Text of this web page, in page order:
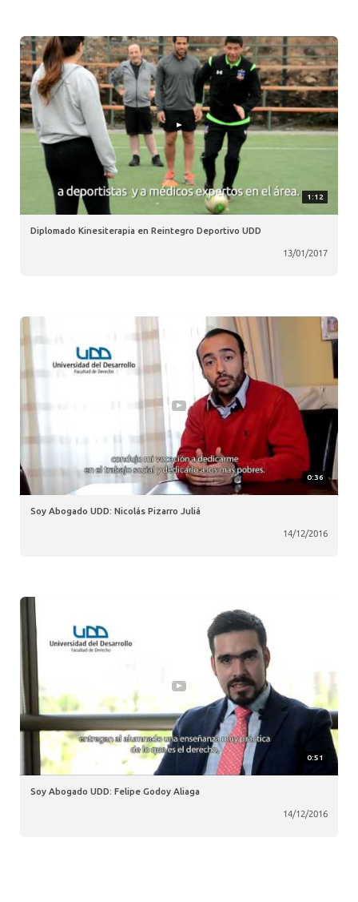
1:12
Diplomado Kinesiterapia en Reintegro Deportivo UDD
13/01/2017
0:36
Soy Abogado UDD: Nicolás Pizarro Juliá
14/12/2016
0:51
Soy Abogado UDD: Felipe Godoy Aliaga
14/12/2016